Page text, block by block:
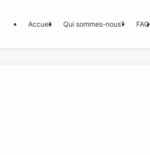
Accueil Qui sommes-nous? FAQ